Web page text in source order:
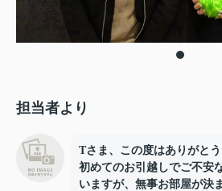
担当者より
Tさま、この度はありがと
初めてのお引越しでご不安
いますが、無事お部屋が決